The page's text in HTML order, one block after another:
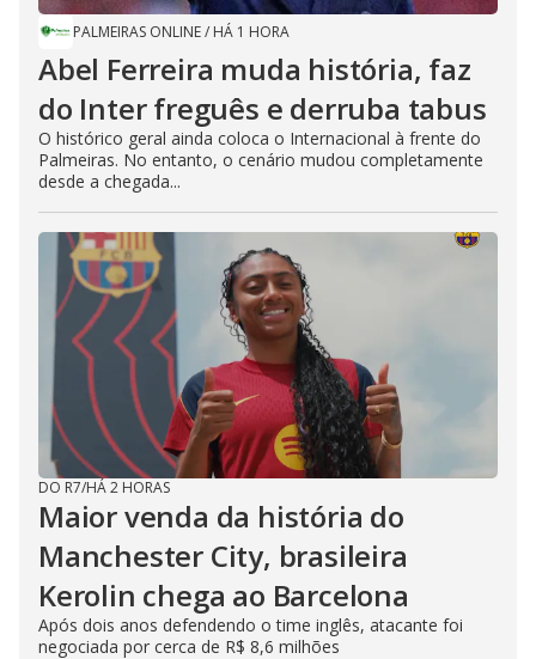
PALMEIRAS ONLINE/ HÁ 1 HORA
Abel Ferreira muda história, faz
do Inter freguês e derruba tabus
O histórico geral ainda coloca o Internacional à frente do
Palmeiras. No entanto, o cenário mudou completamente
desde a chegada...
DO R7/HÁ 2 HORAS
Maior venda da história do
Manchester City, brasileira
Kerolin chega ao Barcelona
Após dois anos defendendo o time inglês, atacante foi
negociada por cerca de R$ 8,6 milhões